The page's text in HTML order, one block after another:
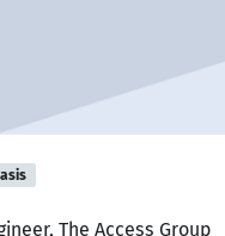
The Access Group